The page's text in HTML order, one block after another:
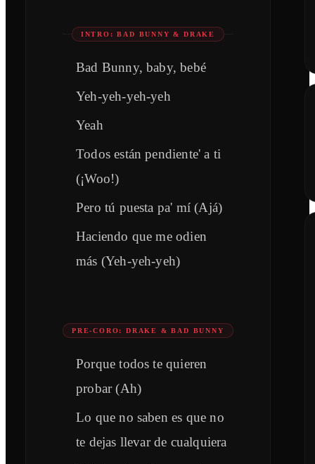
INTRO: BAD BUNNY & DRAKE
Bad Bunny, baby, bebé
Yeh-yeh-yeh-yeh
Yeah
Todos están pendiente' a ti
(¡Woo!)
Pero tú puesta pa' mí (Ajá)
Haciendo que me odien
más (Yeh-yeh-yeh)
PRE-CORO: DRAKE & BAD BUNNY
Porque todos te quieren
probar (Ah)
Lo que no saben es que no
te dejas llevar de cualquiera